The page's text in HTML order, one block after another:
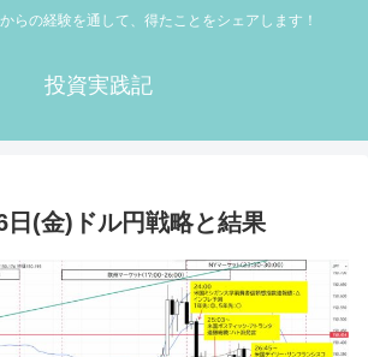
らの経験を通して、得たことをシェアします！
投資実践記
日(金)ドル円戦略と結果